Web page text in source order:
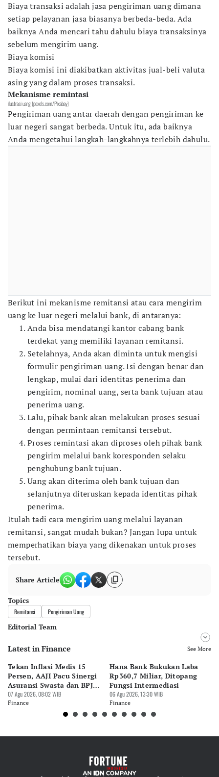
Biaya transaksi adalah jasa pengiriman uang dimana
setiap pelayanan jasa biasanya berbeda-beda. Ada
baiknya Anda mencari tahu dahulu biaya transaksinya
sebelum mengirim uang.
Biaya komisi
Biaya komisi ini diakibatkan aktivitas jual-beli valuta
asing yang dalam proses transaksi.
Mekanisme remintasi
ilustrasi uang (pexels.com/Pixabay)
Pengiriman uang antar daerah dengan pengiriman ke
luar negeri sangat berbeda. Untuk itu, ada baiknya
Anda mengetahui langkah-langkahnya terlebih dahulu.
Berikut ini mekanisme remitansi atau cara mengirim
uang ke luar negeri melalui bank, di antaranya:
Anda bisa mendatangi kantor cabang bank
terdekat yang memiliki layanan remitansi.
Setelahnya, Anda akan diminta untuk mengisi
formulir pengiriman uang. Isi dengan benar dan
lengkap, mulai dari identitas penerima dan
pengirim, nominal uang, serta bank tujuan atau
penerima uang.
Lalu, pihak bank akan melakukan proses sesuai
dengan permintaan remitansi tersebut.
Proses remintasi akan diproses oleh pihak bank
pengirim melalui bank koresponden selaku
penghubung bank tujuan.
Uang akan diterima oleh bank tujuan dan
selanjutnya diteruskan kepada identitas pihak
penerima.
Itulah tadi cara mengirim uang melalui layanan
remitansi, sangat mudah bukan? Jangan lupa untuk
memperhatikan biaya yang dikenakan untuk proses
tersebut.
Share Article
Topics
Remitansi Pengiriman Uang
Editorial Team
Editor
Editor
Nadia Agatha Pramesthi
Latest in Finance See More
Tekan Inflasi Medis 15
Persen, AAJI Pacu Sinergi
Asuransi Swasta dan BPJS
Kesehatan
07 Agu 2026, 08:02 WIB
Finance
Hana Bank Bukukan Laba
Rp360,7 Miliar, Ditopang
Fungsi Intermediasi
06 Agu 2026, 13:30 WIB
Finance